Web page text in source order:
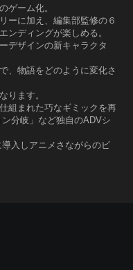
ゲーム化。
ーに加え、編集部監修の６
ンディングが楽しめる。
デザインの新キャラクタ
、物語をどのように変化さ
ります。
組まれた巧なギミックを再
分岐」など独自のADVシ
入しアニメさながらのビ